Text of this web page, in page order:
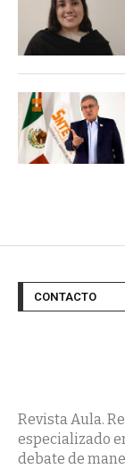
CONTACTO
Revista Aula.
especializado
debate de